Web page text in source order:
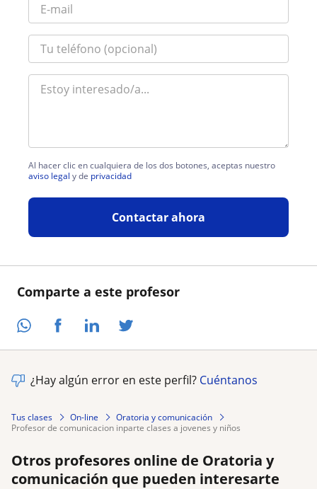
Comparte a este profesor
Al hacer clic en cualquiera de los dos botones, aceptas nuestro
aviso legal y de privacidad
Contactar ahora
¿Hay algún error en este perfil? Cuéntanos
Tus clases On-line
Oratoria y comunicación
profesor de comunicacion inparte clases a jovenes y niños
Otros profesores online de Oratoria y
comunicación que pueden interesarte